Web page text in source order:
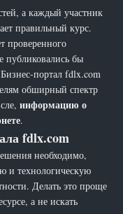
а каждый участник
правильный курс.
проверенного
публиковались бы
портал fdlx.com
обширный спектр
информацию о
.
fdlx.com
необходимо,
и технологическую
Делать это проще
а не искать